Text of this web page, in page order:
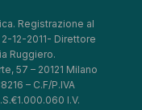
Registrazione al
12-2011- Direttore
Ruggiero.
57 – 20121 Milano
– C.F/P.IVA
I.V.